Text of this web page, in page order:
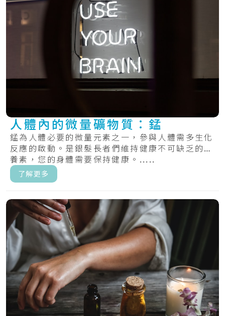
人體內的微量礦物質：錳
錳為人體必要的微量元素之一，參與人體需多生化
反應的啟動。是銀髮長者們維持健康不可缺乏的營
養素，您的身體需要保持健康。.....
了解更多